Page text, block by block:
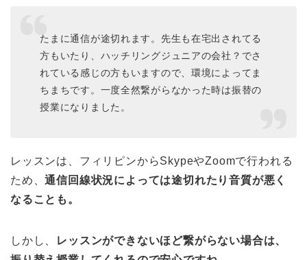
たまに通信が途切れます。先生も在宅出されてる
方もいたり、ハッチリングジュニアの会社？でさ
れている感じの方もいますので、環境によってま
ちまちです。一度全然繋がらなかった時は振替の
授業になりました。
レッスンは、フィリピンからSkypeやZoomで行われる
ため、通信回線状況によっては途切れたり音質が悪く
なることも。
しかし、
レッスンができないほど繋がらない場合は、